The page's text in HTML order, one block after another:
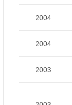
2004
2004
2003